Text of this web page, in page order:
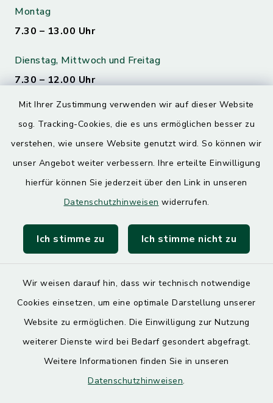
Mit Ihrer Zustimmung verwenden wir auf dieser Website
sog. Tracking-Cookies, die es uns ermöglichen besser zu
verstehen, wie unsere Website genutzt wird. So können wir
unser Angebot weiter verbessern. Ihre erteilte Einwilligung
hierfür können Sie jederzeit über den Link in unseren
Datenschutzhinweisen widerrufen.
Ich stimme zu Ich stimme nicht zu
Wir weisen darauf hin, dass wir technisch notwendige
Cookies einsetzen, um eine optimale Darstellung unserer
Website zu ermöglichen. Die Einwilligung zur Nutzung
weiterer Dienste wird bei Bedarf gesondert abgefragt.
Weitere Informationen finden Sie in unseren
Datenschutzhinweisen.
Montag
7.30 – 13.00 Uhr
Dienstag, Mittwoch und Freitag
7.30 – 12.00 Uhr
Donnerstag
7.30 – 12.00 Uhr
13.00 – 17.30 Uhr
Quicklinks
SoNNe e. V.
Barrierefreiheit